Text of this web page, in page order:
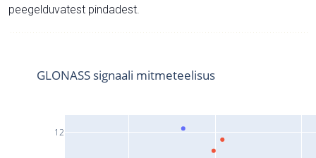
peegelduvatest pindadest.
12
GLONASS signaali mitmeteelisus